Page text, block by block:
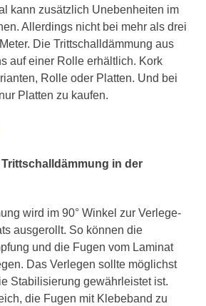
kann zusätzlich Unebenheiten im
Allerdings nicht bei mehr als drei
Die Trittschalldämmung aus
auf einer Rolle erhältlich. Kork
Rolle oder Platten. Und bei
Platten zu kaufen.
in der
wird im 90° Winkel zur Verlege-
ausgerollt. So können die
und die Fugen vom Laminat
Das Verlegen sollte möglichst
Stabilisierung gewährleistet ist.
die Fugen mit Klebeband zu